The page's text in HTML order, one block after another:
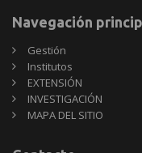
Navegación
Gestión
Institutos
EXTENSIÓN
INVESTIGACIÓN
MAPA DEL SITIO